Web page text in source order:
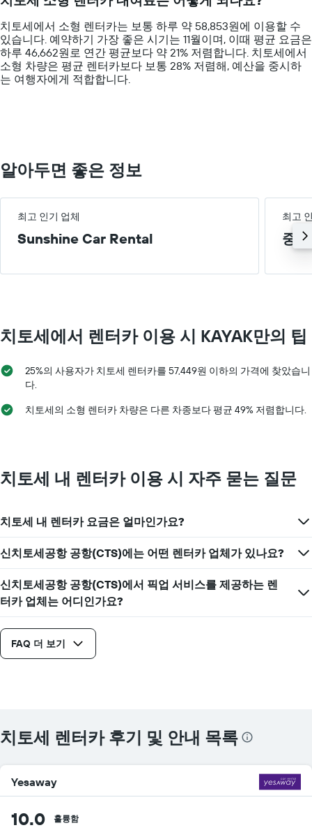
는
1​
개
의
Y
다.
차
에
는
특
정
요
평
균
을
시
축
습
니
categories.
chart
has
1
Y
axis
150000.
치토세에서 소형 렌터카는 보통 하루 약 58,853원에 이용할 수
있습니다. 예약하기 가장 좋은 시기는 11월이며, 이때 평균 요금은
하루 46,662원로 연간 평균보다 약 21% 저렴합니다. 치토세​에서 ​
소형 ​차량은 평균 렌터카보다 보통 28% 저렴해, 예산을 중시하
는 여행자에게 적합합니다.
알아두면 좋은 정보
최고 인기 업체 최고
Sunshine Car Rental 중형
치토세​에서 렌터카 이용 시 KAYAK만의 팁
25%의 사용자가 치토세 렌터카를 57,449원 이하의 가격에 찾았습니
다.
치토세의 소형 렌터카 차량은 다른 차종보다 평균 49% 저렴합니다.
치토세 내 렌터카 이용 시 자주 묻는 질문
치토세 내 렌터카 요금은 얼마인가요?
신치토세공항 공항(CTS)에는 어떤 렌터카 업체가 있나요?
신치토세공항 공항(CTS)에서 픽업 서비스를 제공하는 렌
터카 업체는 어디인가요?
FAQ 더 보기
치토세 렌터카 후기 및 안내 목록
Yesaway
10.0 훌륭함